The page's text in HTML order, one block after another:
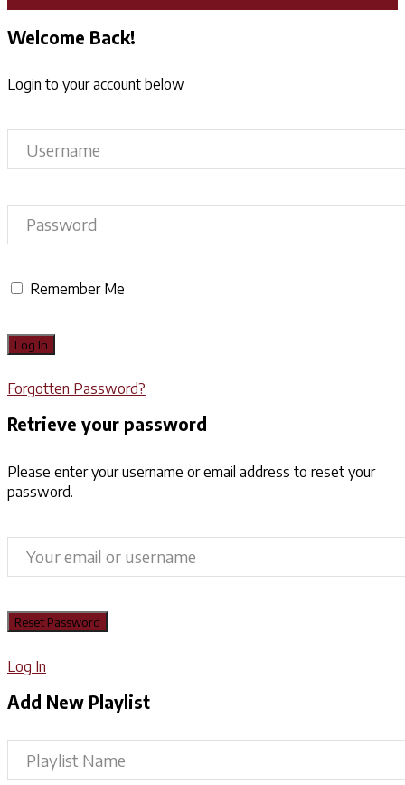
Welcome Back!
Login to your account below
Remember Me
Forgotten Password?
Retrieve your password
Please enter your username or email address to reset your
password.
Log In
Add New Playlist